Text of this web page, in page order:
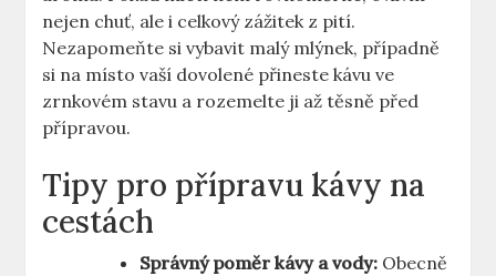
nejen chuť, ale i celkový zážitek z pití.
Nezapomeňte si vybavit malý mlýnek, případně
si na místo vaší dovolené přineste kávu ve
zrnkovém stavu a rozemelte ji až těsně před
přípravou.
Tipy pro přípravu kávy na
cestách
Správný poměr kávy a vody: Obecně